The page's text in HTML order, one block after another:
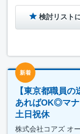
検討リスト
新着
【東京都職員
あればOK◎マナ
土日祝休
株式会社コアズ オ